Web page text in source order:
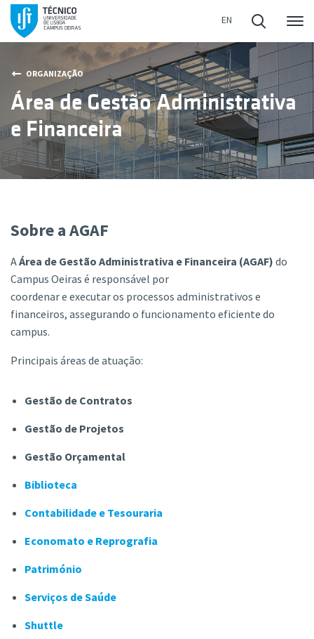
ORGANIZAÇÃO
Área de Gestão Administrativa
e Financeira
Sobre a AGAF
AÁrea de Gestão Administrativa e Financeira (AGAF) do
Campus Oeiras é responsável por
coordenar e executar os processos administrativos e
financeiros, assegurando o funcionamento eficiente do
campus.
Principais áreas de atuação:
Gestão de Contratos
Gestão de Projetos
Gestão Orçamental
Biblioteca
Contabilidade e Tesouraria
Economato e Reprografia
Património
Serviços de Saúde
Shuttle